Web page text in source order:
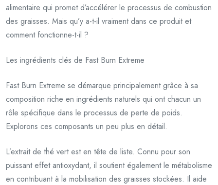
alimentaire qui promet d’accélérer le processus de combustion
des graisses. Mais qu’y a-t-il vraiment dans ce produit et
comment fonctionne-t-il ?
Les ingrédients clés de Fast Burn Extreme
Fast Burn Extreme se démarque principalement grâce à sa
composition riche en ingrédients naturels qui ont chacun un
rôle spécifique dans le processus de perte de poids.
Explorons ces composants un peu plus en détail.
L’extrait de thé vert est en tête de liste. Connu pour son
puissant effet antioxydant, il soutient également le métabolisme
en contribuant à la mobilisation des graisses stockées. Il aide